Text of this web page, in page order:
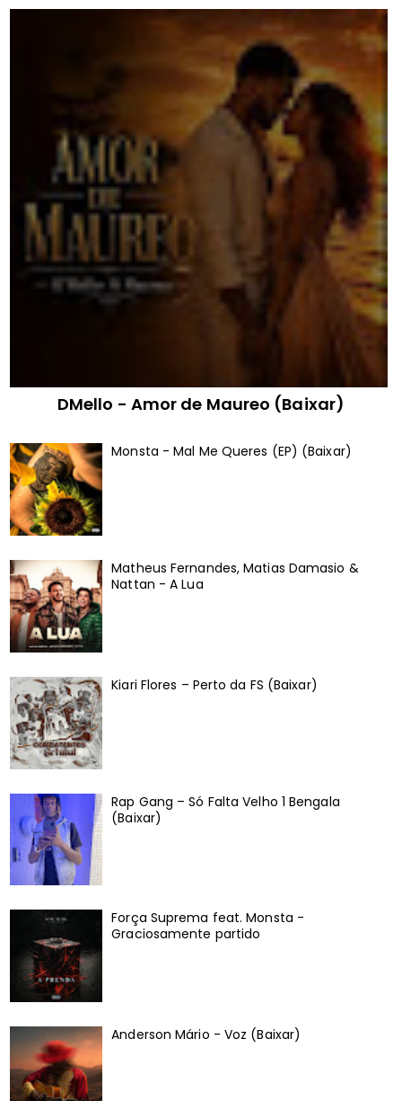
DMello - Amor de Maureo (Baixar)
Monsta - Mal Me Queres (EP) (Baixar)
Matheus Fernandes, Matias Damasio &
Nattan - A Lua
Kiari Flores – Perto da FS (Baixar)
Rap Gang – Só Falta Velho 1 Bengala
(Baixar)
Força Suprema feat. Monsta -
Graciosamente partido
Anderson Mário - Voz (Baixar)